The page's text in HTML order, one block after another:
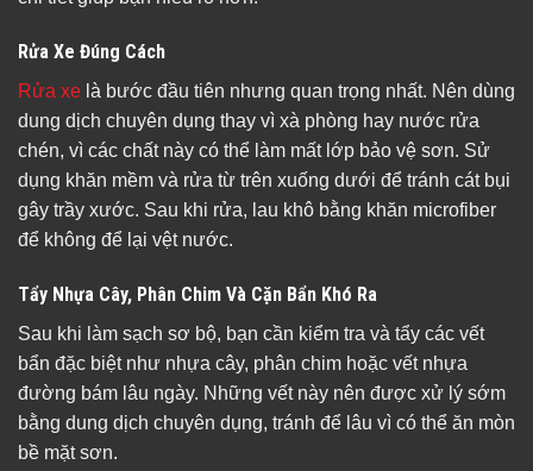
Rửa Xe Đúng Cách
Rửa xe là bước đầu tiên nhưng quan trọng nhất. Nên dùng
dung dịch chuyên dụng thay vì xà phòng hay nước rửa
chén, vì các chất này có thể làm mất lớp bảo vệ sơn. Sử
dụng khăn mềm và rửa từ trên xuống dưới để tránh cát bụi
gây trầy xước. Sau khi rửa, lau khô bằng khăn microfiber
để không để lại vệt nước.
Tẩy Nhựa Cây, Phân Chim Và Cặn Bẩn Khó Ra
Sau khi làm sạch sơ bộ, bạn cần kiểm tra và tẩy các vết
bẩn đặc biệt như nhựa cây, phân chim hoặc vết nhựa
đường bám lâu ngày. Những vết này nên được xử lý sớm
bằng dung dịch chuyên dụng, tránh để lâu vì có thể ăn mòn
bề mặt sơn.